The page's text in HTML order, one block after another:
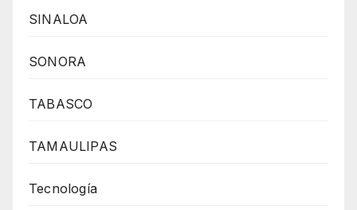
SINALOA
SONORA
TABASCO
TAMAULIPAS
Tecnología